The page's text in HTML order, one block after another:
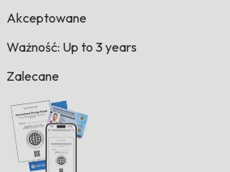
Akceptowane
Ważność: Up to 3 years
Zalecane